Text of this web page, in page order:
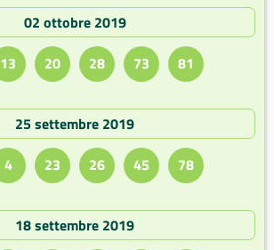
02 ottobre 2019
13 20 28 73 81
25 settembre 2019
4 23 26 45 78
18 settembre 2019